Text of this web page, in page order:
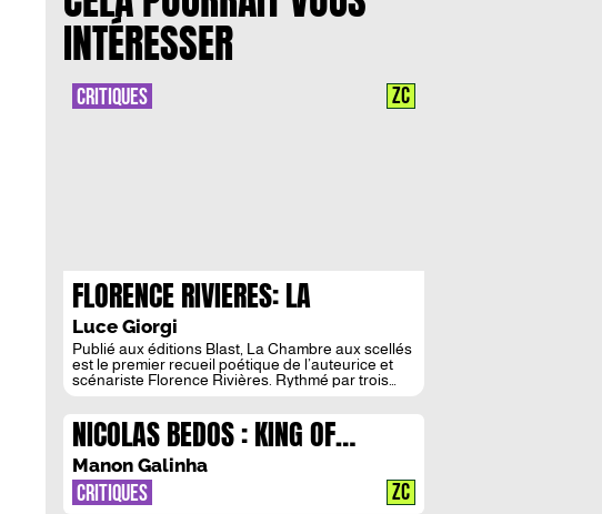
INTÉRESSER
FLORENCE RIVIERES: LA
CHAMBRE AUX ELLIPSES
Luce Giorgi
Publié aux éditions Blast, La Chambre aux scellés
est le premier recueil poétique de l’auteurice et
scénariste Florence Rivières. Rythmé par trois
aux ellipses. À travers les silences et les blancs,
elle se transforme en fragments de souvenirs et
[…]
CRITIQUES ZC
NICOLAS BEDOS : KING OF
CRINGE
Manon Galinha
CRITIQUES ZC